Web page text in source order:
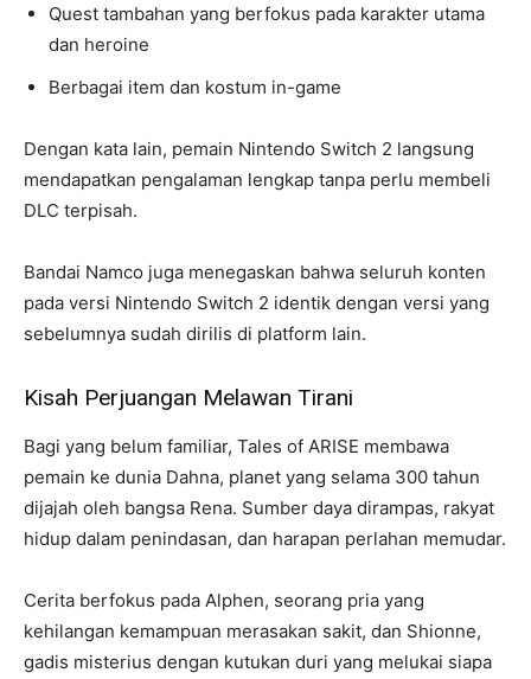
Quest tambahan yang berfokus pada karakter utama
dan heroine
Berbagai item dan kostum in-game
Dengan kata lain, pemain Nintendo Switch 2 langsung
mendapatkan pengalaman lengkap tanpa perlu membeli
DLC terpisah.
Bandai Namco juga menegaskan bahwa seluruh konten
pada versi Nintendo Switch 2 identik dengan versi yang
sebelumnya sudah dirilis di platform lain.
Kisah Perjuangan Melawan Tirani
Bagi yang belum familiar, Tales of ARISE membawa
pemain ke dunia Dahna, planet yang selama 300 tahun
dijajah oleh bangsa Rena. Sumber daya dirampas, rakyat
hidup dalam penindasan, dan harapan perlahan memudar.
Cerita berfokus pada Alphen, seorang pria yang
kehilangan kemampuan merasakan sakit, dan Shionne,
gadis misterius dengan kutukan duri yang melukai siapa